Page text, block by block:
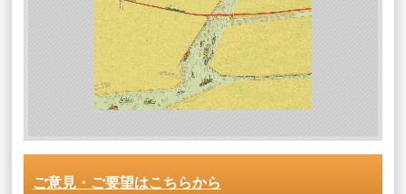
ご意見・ご要望はこちらから